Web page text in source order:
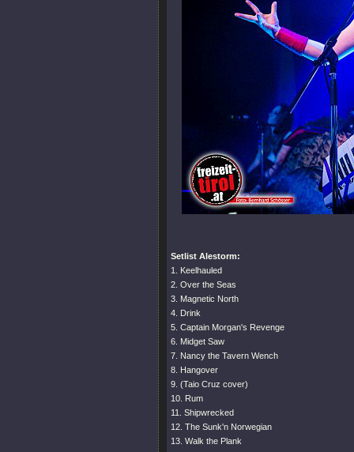
Setlist Alestorm:
1. Keelhauled
2. Over the Seas
3. Magnetic North
4. Drink
5. Captain Morgan's Revenge
6. Midget Saw
7. Nancy the Tavern Wench
8. Hangover
9. (Taio Cruz cover)
10. Rum
11. Shipwrecked
12. The Sunk'n Norwegian
13. Walk the Plank